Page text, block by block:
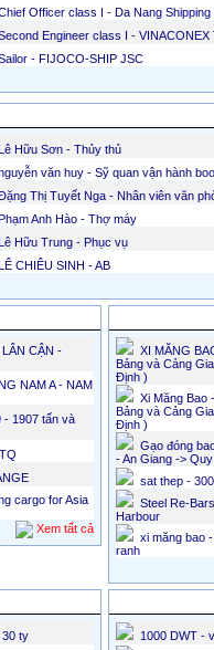
Officer class I - Da Nang
Engineer class I - VINACONEX
- FIJOCO-SHIP JSC
Lê Hữu Sơn - Thủy thủ
văn huy - Sỹ quan vận hành
Thị Tuyết Nga - Nhân viên văn
Anh Hào - Thợ máy
Lê Hữu Trung - Phục vụ
CHIÊU SINH - AB
CẬN -
NAM A - NAM
- 1907 tấn và
cargo for Asia
Xem tất cả
XI MĂNG
Bảng và Cảng
Định )
Xi Măng Bao
Bảng và Cảng
Định )
Gạo đóng
- An Giang ->
sat thep -
Steel Re-
Harbour
xi măng bao
ranh
30 ty
1000 DWT -